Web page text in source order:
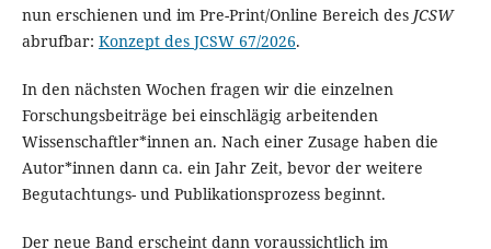
nun erschienen und im Pre-Print/Online Bereich des JCSW
abrufbar: Konzept des JCSW 67/2026.
In den nächsten Wochen fragen wir die einzelnen
Forschungsbeiträge bei einschlägig arbeitenden
Wissenschaftler*innen an. Nach einer Zusage haben die
Autor*innen dann ca. ein Jahr Zeit, bevor der weitere
Begutachtungs- und Publikationsprozess beginnt.
Der neue Band erscheint dann voraussichtlich im